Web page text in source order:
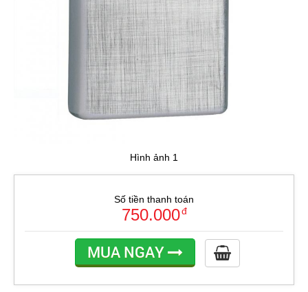
Hình ảnh 1
Số tiền thanh toán
750.000đ
MUA NGAY